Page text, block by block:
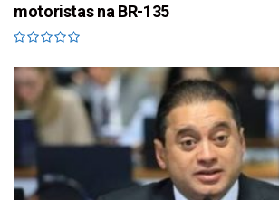
motoristas na BR-135